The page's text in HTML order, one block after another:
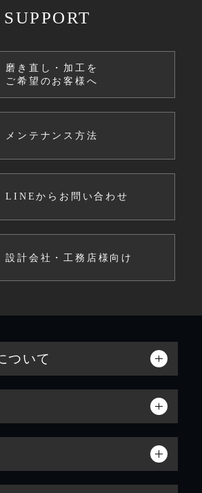
SUPPORT
磨き直し・加工を
ご希望のお客様へ
メンテナンス方法
LINEからお問い合わせ
設計会社・工務店様向け
ついて